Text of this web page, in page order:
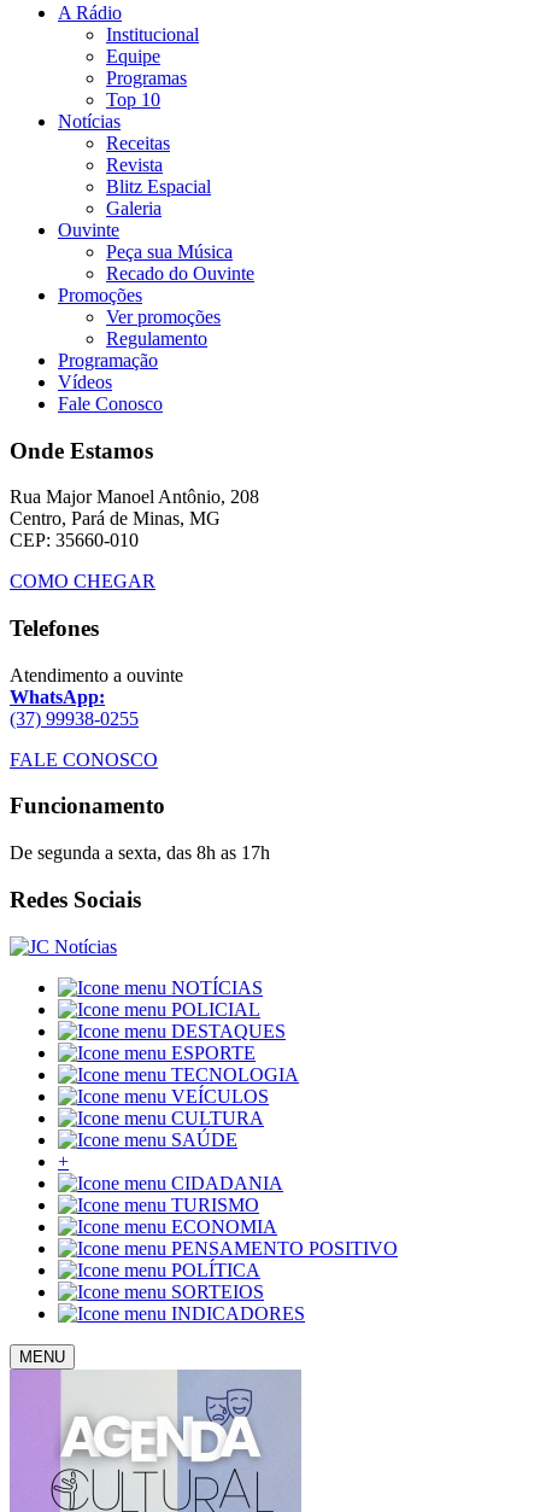
A Rádio
Institucional
Equipe
Programas
Top 10
Notícias
Receitas
Revista
Blitz Espacial
Galeria
Ouvinte
Peça sua Música
Recado do Ouvinte
Promoções
Ver promoções
Regulamento
Programação
Vídeos
Fale Conosco
Onde Estamos
Rua Major Manoel Antônio, 208
Centro, Pará de Minas, MG
CEP: 35660-010
COMO CHEGAR
Telefones
Atendimento a ouvinte
WhatsApp:
(37) 99938-0255
FALE CONOSCO
Funcionamento
De segunda a sexta, das 8h as 17h
Redes Sociais
NOTÍCIAS
POLICIAL
DESTAQUES
ESPORTE
TECNOLOGIA
VEÍCULOS
CULTURA
SAÚDE
+
CIDADANIA
TURISMO
ECONOMIA
PENSAMENTO POSITIVO
POLÍTICA
SORTEIOS
INDICADORES
MENU